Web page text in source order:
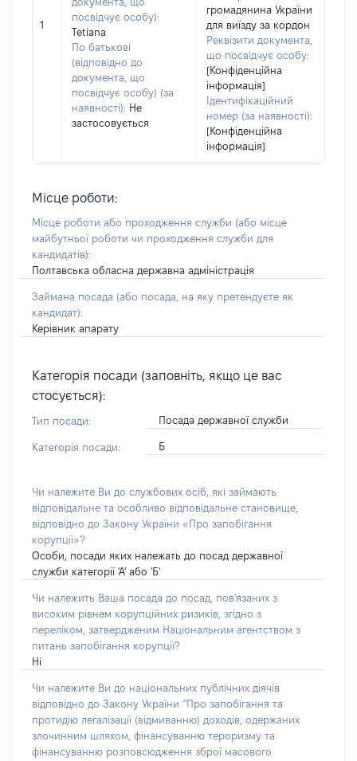
1
посвідчує особу):
Tetiana
По батькові
(відповідно до
документа, що
посвідчує особу) (за
наявності): Не
застосовується
громадянина України
для виїзду за кордон
Реквізити документа,
що посвідчує особу:
[Конфіденційна
інформація]
Ідентифікаційний
номер (за наявності):
[Конфіденційна
інформація]
Місце роботи:
Місце роботи або проходження служби (або місце
майбутньої роботи чи проходження служби для
кандидатів):
Полтавська обласна державна адміністрація
Займана посада (або посада, на яку претендуєте як
кандидат):
Керівник апарату
Категорія посади (заповніть, якщо це вас
стосується):
Тип посади: Посада державної служби
Категорія посади: Б
Чи належите Ви до службових осіб, які займають
відповідальне та особливо відповідальне становище,
відповідно до Закону України «Про запобігання
корупції»?
Особи, посади яких належать до посад державної
служби категорії 'А' або 'Б'
Чи належить Ваша посада до посад, пов'язаних з
високим рівнем корупційних ризиків, згідно з
переліком, затвердженим Національним агентством з
питань запобігання корупції?
Ні
Чи належите Ви до національних публічних діячів
відповідно до Закону України “Про запобігання та
протидію легалізації (відмиванню) доходів, одержаних
злочинним шляхом, фінансуванню тероризму та
фінансуванню розповсюдження зброї масового